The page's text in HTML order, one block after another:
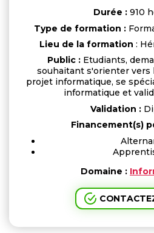
Durée : 910
Type de formation :
Lieu de la formation :
Public :Etudiants,
souhaitant s'orienter vers
projet informatique, se
informatique et
Validation :
Financement(s)
Domaine :